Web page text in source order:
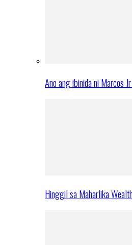
Ano ang ibinida ni Marcos
Hinggil sa Maharlika